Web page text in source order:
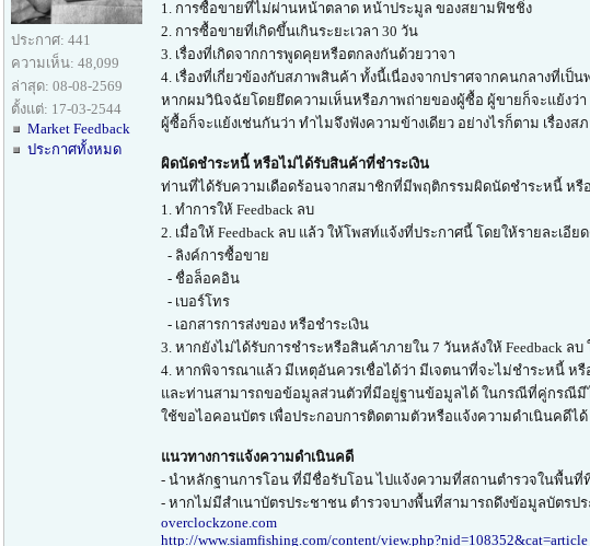
ประกาศ: 441
ความเห็น: 48,099
ล่าสุด: 08-08-2569
ตั้งแต่: 17-03-2544
Market Feedback
ประกาศทั้งหมด
1. การซื้อขายที่ไม่ผ่านหน้าตลาด หน้าประมูล ของสยามฟิชชิ่ง
2. การซื้อขายที่เกิดขึ้นเกินระยะเวลา 30 วัน
3. เรื่องที่เกิดจากการพูดคุยหรือตกลงกันด้วยวาจา
4. เรื่องที่เกี่ยวข้องกับสภาพสินค้า ทั้งนี้เนื่องจากปราศจากคนกลางที่เ
หากผมวินิจฉัยโดยยึดความเห็นหรือภาพถ่ายของผู้ซื้อ ผู้ขายก็จะแย้งว่
ผู้ซื้อก็จะแย้งเช่นกันว่า ทำไมจึงฟังความข้างเดียว อย่างไรก็ตาม เรื่อ
ผิดนัดชำระหนี้ หรือไม่ได้รับสินค้าที่ชำระเงิน
ท่านที่ได้รับความเดือดร้อนจากสมาชิกที่มีพฤติกรรมผิดนัดชำระหนี้ หรื
1. ทำการให้ Feedback ลบ
2. เมื่อให้ Feedback ลบ แล้ว ให้โพสท์แจ้งที่ประกาศนี้ โดยให้รายละเอีย
- ลิงค์การซื้อขาย
- ชื่อล็อคอิน
- เบอร์โทร
- เอกสารการส่งของ หรือชำระเงิน
3. หากยังไม่ได้รับการชำระหรือสินค้าภายใน 7 วันหลังให้ Feedback ล
4. หากพิจารณาแล้ว มีเหตุอันควรเชื่อได้ว่า มีเจตนาที่จะไม่ชำระหนี้ ห
และท่านสามารถขอข้อมูลส่วนตัวที่มีอยู่ฐานข้อมูลได้ ในกรณีที่คู่กรณีมี
ใช้ขอไอคอนบัตร เพื่อประกอบการติดตามตัวหรือแจ้งความดำเนินคดีได้
แนวทางการแจ้งความดำเนินคดี
- นำหลักฐานการโอน ที่มีชื่อรับโอน ไปแจ้งความที่สถานตำรวจในพื้นที่
- หากไม่มีสำเนาบัตรประชาชน ตำรวจบางพื้นที่สามารถดึงข้อมูลบัตรป
overclockzone.com
http://www.siamfishing.com/content/view.php?nid=108352&cat=article